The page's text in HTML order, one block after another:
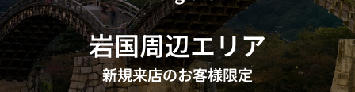
岩国周辺エリア
新規来店のお客様限定